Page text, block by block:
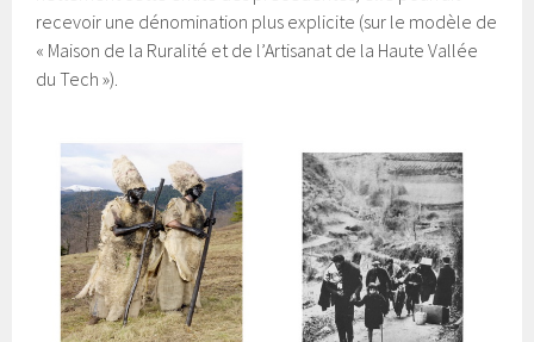
recevoir une dénomination plus explicite (sur le modèle de
« Maison de la Ruralité et de l’Artisanat de la Haute Vallée
du Tech »).